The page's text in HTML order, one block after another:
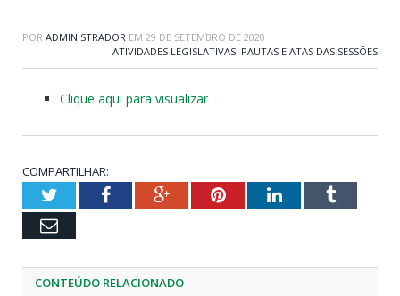
POR ADMINISTRADOR EM 29 DE SETEMBRO DE 2020
ATIVIDADES LEGISLATIVAS, PAUTAS E ATAS DAS SESSÕES
Clique aqui para visualizar
COMPARTILHAR:
TwitterFacebookGoogle+PinterestLinkedInTumblr
Email
CONTEÚDO RELACIONADO